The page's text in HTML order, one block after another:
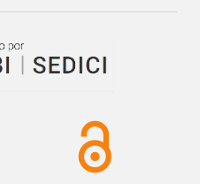
elaboración de contenidos
Asimismo estas tareas y
labor habitual la realización